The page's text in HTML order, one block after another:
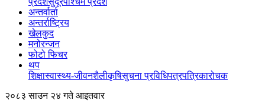
अन्तर्वार्ता
अन्तर्राष्ट्रिय
खेलकुद
मनोरन्जन
फोटो फिचर
थप
शिक्षास्वास्थ्य-जीवनशैलीकृषिसुचना प्रविधिपत्रपत्रिकारोचक
२०८३ साउन २४ गते आइतवार